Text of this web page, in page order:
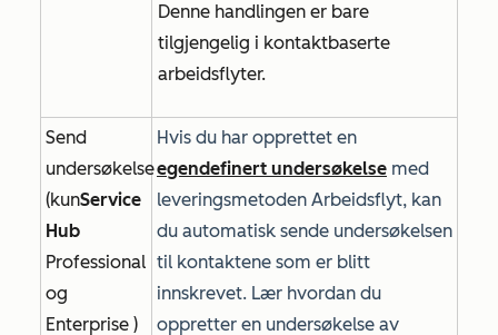
Denne handlingen er bare
tilgjengelig i kontaktbaserte
arbeidsflyter.
Send
undersøkelse
(kunService
Hub
Professional
og
Enterprise )
Hvis du har opprettet en
egendefinert undersøkelse med
leveringsmetoden Arbeidsflyt, kan
du automatisk sende undersøkelsen
til kontaktene som er blitt
innskrevet. Lær hvordan du
oppretter en undersøkelse av